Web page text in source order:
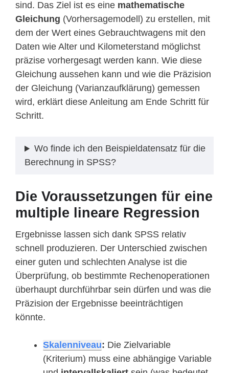
sind. Das Ziel ist es eine mathematische
Gleichung (Vorhersagemodell) zu erstellen, mit
dem der Wert eines Gebrauchtwagens mit den
Daten wie Alter und Kilometerstand möglichst
präzise vorhergesagt werden kann. Wie diese
Gleichung aussehen kann und wie die Präzision
der Gleichung (Varianzaufklärung) gemessen
wird, erklärt diese Anleitung am Ende Schritt für
Schritt.
Wo finde ich den Beispieldatensatz für die
Berechnung in SPSS?
Die Voraussetzungen für eine
multiple lineare Regression
Ergebnisse lassen sich dank SPSS relativ
schnell produzieren. Der Unterschied zwischen
einer guten und schlechten Analyse ist die
Überprüfung, ob bestimmte Rechenoperationen
überhaupt durchführbar sein dürfen und was die
Präzision der Ergebnisse beeinträchtigen
könnte.
Skalenniveau: Die Zielvariable
(Kriterium) muss eine abhängige Variable